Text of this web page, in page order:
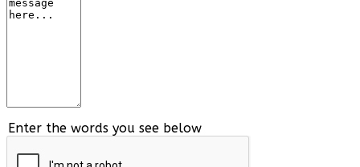
Enter the words you see below